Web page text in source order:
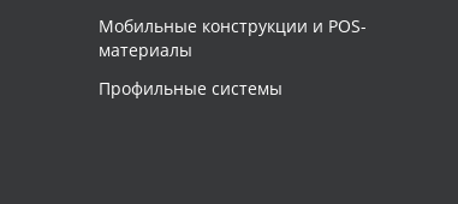
Мобильные конструкции и POS-
материалы
Профильные системы